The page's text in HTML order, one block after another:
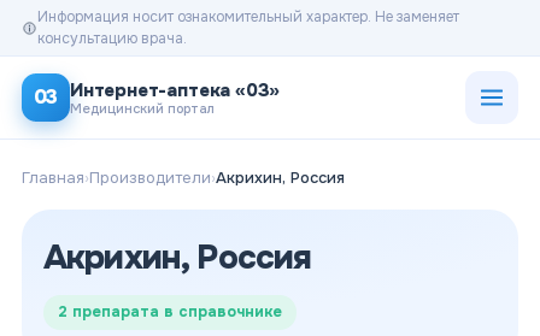
Информация носит ознакомительный характер. Не заменяет
консультацию врача.
03 Интернет-аптека «03»
Медицинский портал
Главная›Производители›Акрихин, Россия
Акрихин, Россия
2 препарата в справочнике